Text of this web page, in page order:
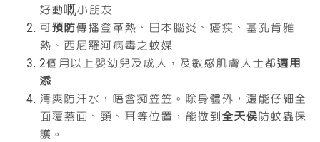
好動嘅小朋友
可預防傳播登革熱、日本腦炎、瘧疾、基孔肯雅
熱、西尼羅河病毒之蚊媒
2個月以上嬰幼兒及成人，及敏感肌膚人士都適用
添
清爽防汗水，唔會痴笠笠。除身體外，還能仔細全
面覆蓋面、頸、耳等位置，能做到全天侯防蚊蟲保
護。